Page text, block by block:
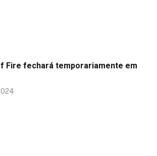
Fire fechará temporariamente em